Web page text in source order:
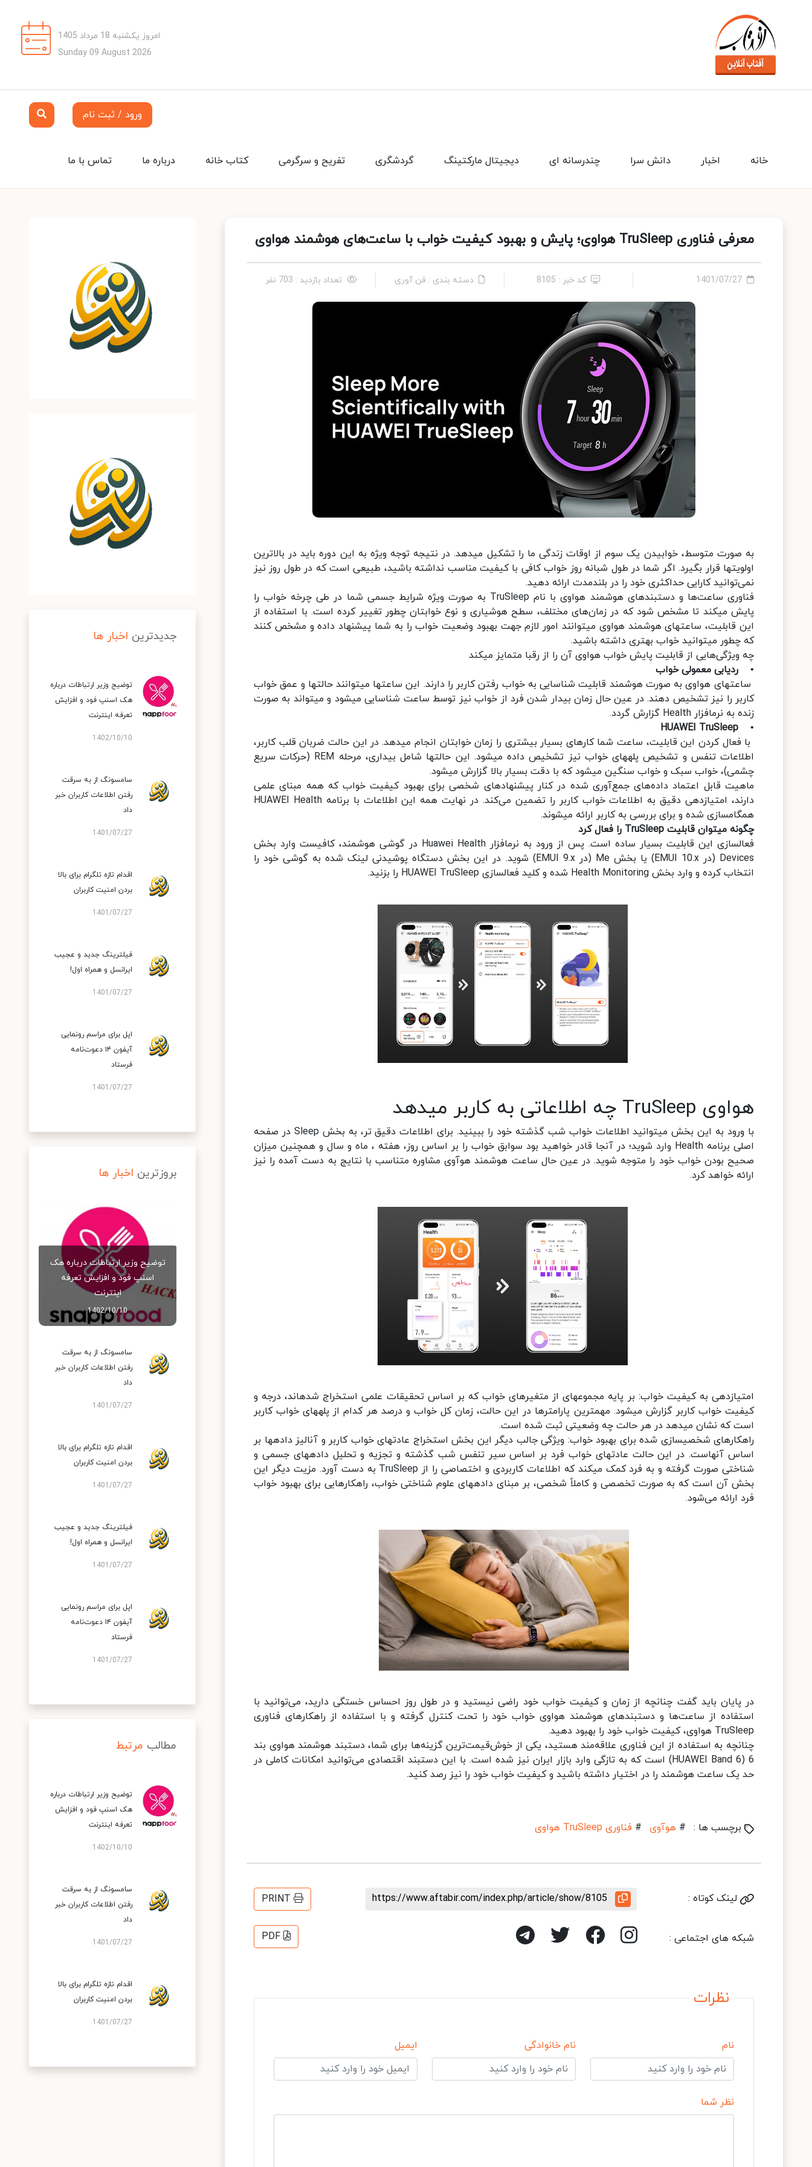
امروز یکشنبه 18 مرداد 1405
Sunday 09 August 2026
ورود / ثبت نام
تماس با ما درباره ما کتاب خانه تفریح و سرگرمی گردشگری دیجیتال مارکتینگ چندرسانه ای دانش سرا اخبار خانه
معرفی فناوری TruSleep هواوی؛ پایش و بهبود کیفیت خواب با ساعت‌های هوشمند هواوی
1401/07/27 کد خبر : 8105 دسته بندی : فن آوری تعداد بازدید : 703 نفر
به صورت متوسط، خوابیدن یک سوم از اوقات زندگی ما را تشکیل می‎دهد. در نتیجه توجه ویژه به این دوره باید در بالاترین
اولویت‎ها قرار بگیرد. اگر شما در طول شبانه روز خواب کافی با کیفیت مناسب نداشته باشید، طبیعی است که در طول روز نیز
نمی‌‎توانید کارایی حداکثری خود را در بلندمدت ارائه دهید.
فناوری ساعت‌ها و دستبندهای هوشمند هواوی با نام TruSleep به صورت ویژه شرایط جسمی شما در طی چرخه خواب را
پایش می‎کند تا مشخص شود که در زمان‌‎های مختلف، سطح هوشیاری و نوع خوابتان چطور تغییر کرده است. با استفاده از
این قابلیت، ساعت‎های هوشمند هواوی می‎توانند امور لازم جهت بهبود وضعیت خواب را به شما پیشنهاد داده و مشخص کنند
که چطور می‎توانید خواب بهتری داشته باشید.
چه ویژگی‌هایی از قابلیت پایش خواب هواوی آن را از رقبا متمایز می‎کند
• ردیابی معمولی خواب
ساعت‎های هواوی به صورت هوشمند قابلیت شناسایی به خواب رفتن کاربر را دارند. این ساعت‎ها می‎توانند حالت‎ها و عمق خواب
کاربر را نیز تشخیص دهند. در عین حال زمان بیدار شدن فرد از خواب نیز توسط ساعت شناسایی می‎شود و می‎تواند به صورت
زنده به نرم‎افزار Health گزارش گردد.
• HUAWEI TruSleep
با فعال کردن این قابلیت، ساعت شما کارهای بسیار بیشتری را زمان خواب‎تان انجام می‎دهد. در این حالت ضربان قلب کاربر،
اطلاعات تنفس و تشخیص پله‎های خواب نیز تشخیص داده می‎شود. این حالت‎ها شامل بیداری، مرحله REM (حرکات سریع
چشمی)، خواب سبک و خواب سنگین می‎شود که با دقت بسیار بالا گزارش می‎شود.
ماهیت قابل اعتماد داده‌های جمع‌آوری شده در کنار پیشنهادهای شخصی برای بهبود کیفیت خواب که همه مبنای علمی
دارند، امتیازدهی دقیق به اطلاعات خواب کاربر را تضمین می‌کند. در نهایت همه این اطلاعات با برنامه HUAWEI Health
همگام‎سازی شده و برای بررسی به کاربر ارائه می‎شوند.
چگونه می‎توان قابلیت TruSleep را فعال کرد
فعالسازی این قابلیت بسیار ساده است. پس از ورود به نرم‎افزار Huawei Health در گوشی هوشمند، کافیست وارد بخش
Devices (در EMUI 10.x) یا بخش Me (در EMUI 9.x) شوید. در این بخش دستگاه پوشیدنی لینک شده به گوشی خود را
انتخاب کرده و وارد بخش Health Monitoring شده و کلید فعالسازی HUAWEI TruSleep را بزنید.
هواوی TruSleep چه اطلاعاتی به کاربر می‎دهد
با ورود به این بخش می‎توانید اطلاعات خواب شب گذشته خود را ببینید. برای اطلاعات دقیق تر، به بخش Sleep در صفحه
اصلی برنامه Health وارد شوید؛ در آنجا قادر خواهید بود سوابق خواب را بر اساس روز، هفته ، ماه و سال و همچنین میزان
صحیح بودن خواب خود را متوجه شوید. در عین حال ساعت هوشمند هوآوی مشاوره متناسب با نتایج به دست آمده را نیز
ارائه خواهد کرد.
امتیازدهی به کیفیت خواب: بر پایه مجموعه‎ای از متغیرهای خواب که بر اساس تحقیقات علمی استخراج شده‎اند، درجه و
کیفیت خواب کاربر گزارش می‎شود. مهمترین پارامترها در این حالت، زمان کل خواب و درصد هر کدام از پله‎های خواب کاربر
است که نشان می‎دهد در هر حالت چه وضعیتی ثبت شده است.
راهکارهای شخصی‎سازی شده برای بهبود خواب: ویژگی جالب دیگر این بخش استخراج عادت‎های خواب کاربر و آنالیز داده‎ها بر
اساس آنهاست. در این حالت عادت‎های خواب فرد بر اساس سیر تنفس شب گذشته و تجزیه و تحلیل داده‎های جسمی و
شناختی صورت گرفته و به فرد کمک می‎کند که اطلاعات کاربردی و اختصاصی را از TruSleep به دست آورد. مزیت دیگر این
بخش آن است که به صورت تخصصی و کاملاً شخصی، بر مبنای داده‎های علوم شناختی خواب، راهکارهایی برای بهبود خواب
فرد ارائه می‌شود.
در پایان باید گفت چنانچه از زمان و کیفیت خواب خود راضی نیستید و در طول روز احساس خستگی دارید، می‌توانید با
استفاده از ساعت‌ها و دستبندهای هوشمند هواوی خواب خود را تحت کنترل گرفته و با استفاده از راهکارهای فناوری
TruSleep هواوی، کیفیت خواب خود را بهبود دهید.
چنانچه به استفاده از این فناوری علاقه‌مند هستید، یکی از خوش‌قیمت‌ترین گزینه‌ها برای شما، دستبند هوشمند هواوی بند
6 (HUAWEI Band 6) است که به تازگی وارد بازار ایران نیز شده است. با این دستبند اقتصادی می‌توانید امکانات کاملی در
حد یک ساعت هوشمند را در اختیار داشته باشید و کیفیت خواب خود را نیز رصد کنید.
برچسب ها : # هوآوی # فناوری TruSleep هواوی
لینک کوتاه : https://www.aftabir.com/index.php/article/show/8105
PRINT
شبکه های اجتماعی : PDF
نظرات
نام نام خانوادگی ایمیل
نظر شما
جدیدترین اخبار ها
توضیح وزیر ارتباطات درباره
هک اسنپ‌ فود و افزایش
تعرفه اینترنت
1402/10/10
سامسونگ از به سرقت
رفتن اطلاعات کاربران خبر
داد
1401/07/27
اقدام تازه تلگرام برای بالا
بردن امنیت کاربران
1401/07/27
فیلترینگ جدید و عجیب
ایرانسل و همراه اول!
1401/07/27
اپل برای مراسم رونمایی
آیفون ۱۴ دعوت‌نامه
فرستاد
1401/07/27
بروزترین اخبار ها
توضیح وزیر ارتباطات درباره هک
اسنپ‌ فود و افزایش تعرفه
اینترنت
1402/10/10
سامسونگ از به سرقت
رفتن اطلاعات کاربران خبر
داد
1401/07/27
اقدام تازه تلگرام برای بالا
بردن امنیت کاربران
1401/07/27
فیلترینگ جدید و عجیب
ایرانسل و همراه اول!
1401/07/27
اپل برای مراسم رونمایی
آیفون ۱۴ دعوت‌نامه
فرستاد
1401/07/27
مطالب مرتبط
توضیح وزیر ارتباطات درباره
هک اسنپ‌ فود و افزایش
تعرفه اینترنت
1402/10/10
سامسونگ از به سرقت
رفتن اطلاعات کاربران خبر
داد
1401/07/27
اقدام تازه تلگرام برای بالا
بردن امنیت کاربران
1401/07/27